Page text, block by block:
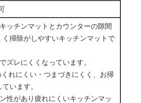
ッチンマットとカウンターの隙間
く掃除がしやすいキッチンマットで
ズレにくくなっています。
れにくい・つまづきにくく、お掃
います。
性があり疲れにくいキッチンマッ